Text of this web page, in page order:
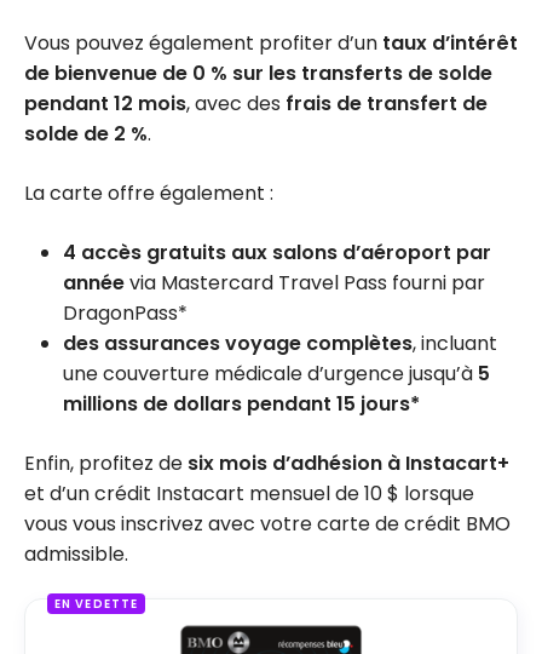
Vous pouvez également profiter d’un taux d’intérêt
de bienvenue de 0 % sur les transferts de solde
pendant 12 mois, avec des frais de transfert de
solde de 2 %.
La carte offre également :
4 accès gratuits aux salons d’aéroport par
annéevia Mastercard Travel Pass fourni par
DragonPass*
des assurances voyage complètes, incluant
une couverture médicale d’urgence jusqu’à 5
millions de dollars pendant 15 jours*
Enfin, profitez de six mois d’adhésion à Instacart+
et d’un crédit Instacart mensuel de 10 $ lorsque
vous vous inscrivez avec votre carte de crédit BMO
admissible.
EN VEDETTE